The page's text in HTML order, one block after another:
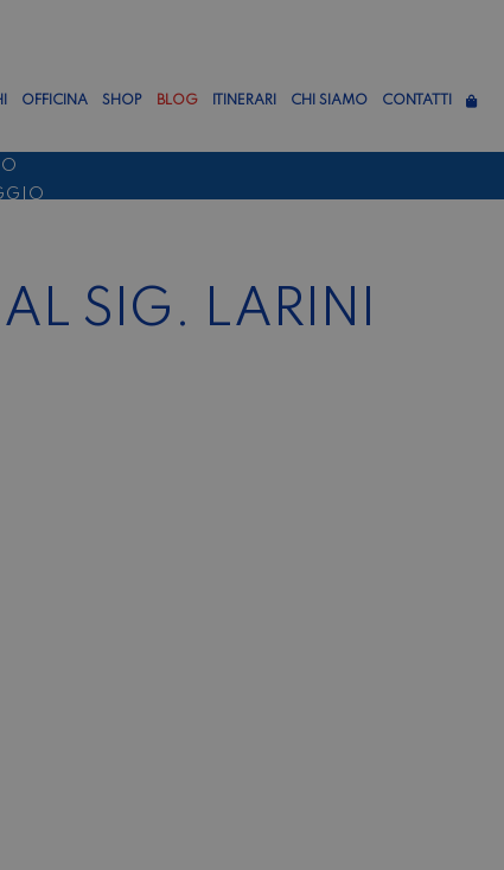
OFFICINA SHOP BLOG ITINERARI CHI SIAMO CONTATTI
SIG. LARINI